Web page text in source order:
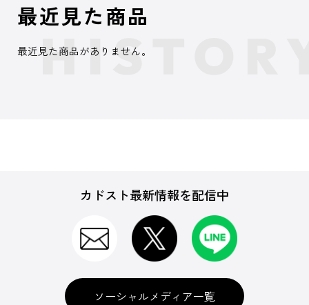
最近見た商品
最近見た商品がありません。
カドスト最新情報を配信中
ソーシャルメディア一覧